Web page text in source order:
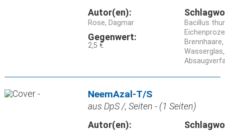
Autor(en):
Rose, Dagmar
Gegenwert:
2,5 €
Bacillus
Brennhaare
Wasserglas
NeemAzal-T/S
aus DpS /, Seiten - (1 Seiten)
Autor(en):